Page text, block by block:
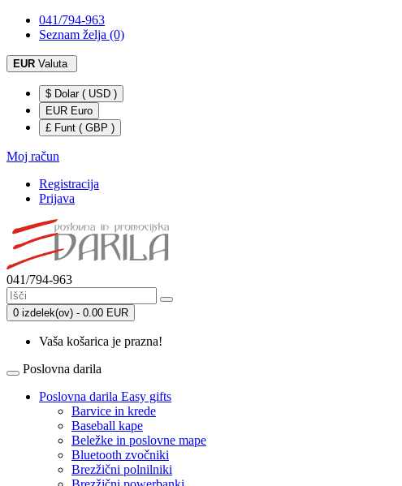
041/794-963
Seznam želja (0)
EUR Valuta
$ Dolar ( USD )
EUR Euro
£ Funt ( GBP )
Moj račun
Registracija
Prijava
041/794-963
0 izdelek(ov) - 0.00 EUR
Vaša košarica je prazna!
Poslovna darila
Poslovna darila Easy gifts
Barvice in krede
Baseball kape
Beležke in poslovne mape
Bluetooth zvočniki
Brezžični polnilniki